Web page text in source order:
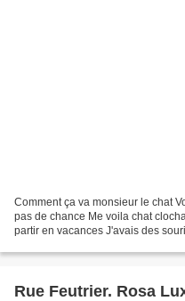
Comment ça va monsieur le chat
pas de chance Me voila chat
partir en vacances J'avais des
Rue Feutrier. Rosa